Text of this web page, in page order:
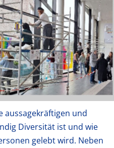
aussagekräftigen und
Diversität ist und wie
gelebt wird. Neben